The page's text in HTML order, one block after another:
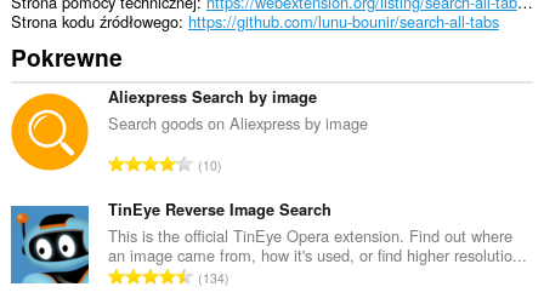
Strona kodu źródłowego https://github.com/lunu-bounir/search-all-tabs
Pokrewne
Aliexpress Search by image
Search goods on Aliexpress by image
C
ł
k
o
w
10
TinEye Reverse Image Search
This is the official TinEye Opera extension. Find out where
an image came from, how it's used, or find higher resolutio...
C134